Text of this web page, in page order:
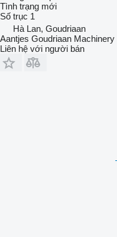
Tình trạng mới
Số trục 1
Hà Lan, Goudriaan
Aantjes Goudriaan Machinery
Liên hệ với người bán